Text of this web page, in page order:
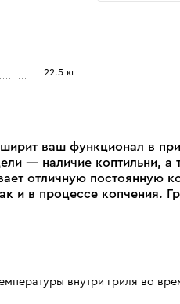
22.5 кг
ваш функционал в
— наличие коптильни, а
отличную постоянную
и в процессе копчения.
внутри гриля во